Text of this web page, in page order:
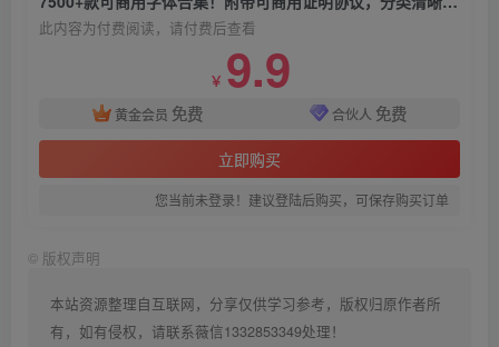
此内容为付费阅读，请付费后查看
￥ 9.9
黄金会员 免费 合伙人 免费
立即购买
您当前未登录！建议登陆后购买，可保存购买订单
© 版权声明
本站资源整理自互联网，分享仅供学习参考，版权归原作者所
有，如有侵权，请联系薇信1332853349处理！